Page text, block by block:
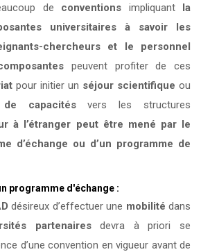
de conventions impliquant la
universitaires à savoir les
chercheurs et le personnel
peuvent profiter de ces
pour initier un séjour scientifique ou
de capacitésvers les structures
à l’étranger peut être mené par le
d’échange ou d’un programme de
programme d'échange :
désireux d’effectuer une mobilité dans
partenairesdevra à priori se
d’une convention en vigueur avant de